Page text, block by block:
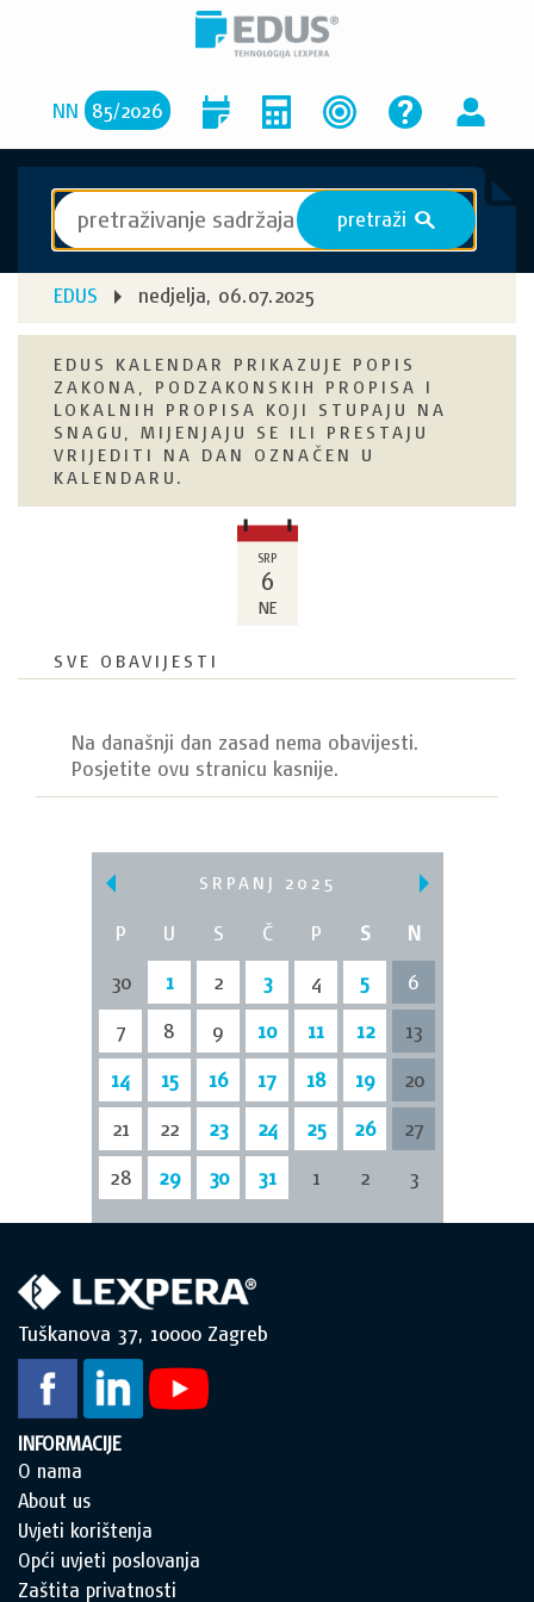
NN 85/2026
pretraži S
EDUS nedjelja, 06.07.2025
EDUS KALENDAR PRIKAZUJE POPIS
ZAKONA, PODZAKONSKIH PROPISA I
LOKALNIH PROPISA KOJI STUPAJU NA
SNAGU, MIJENJAJU SE ILI PRESTAJU
VRIJEDITI NA DAN OZNAČEN U
KALENDARU.
SRP
6
NE
SVE OBAVIJESTI
Na današnji dan zasad nema obavijesti.
Posjetite ovu stranicu kasnije.
SRPANJ 2025
P U S Č P S
N
30
1 2 3 4 5
6
7
8 9 10 11 12
13
14
15 16 17 18 19
20
21
22 23 24 25 26
27
28
29 30 31 1 2 3
Tuškanova 37, 10000 Zagreb
INFORMACIJE
O nama
About us
Uvjeti korištenja
Opći uvjeti poslovanja
Zaštita privatnosti